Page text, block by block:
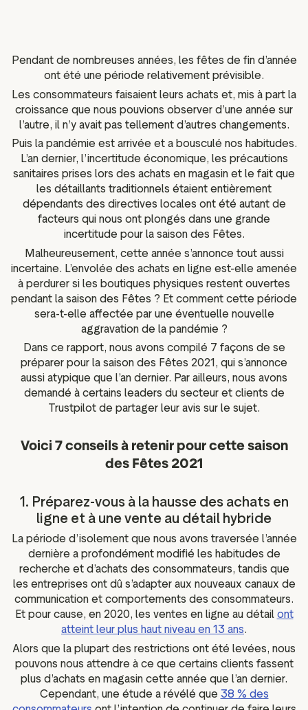
Taguer les avis
Données sur les visiteurs
Pendant de nombreuses années, les fêtes de fin d’année
ont été une période relativement prévisible.
Les consommateurs faisaient leurs achats et, mis à part la
croissance que nous pouvions observer d’une année sur
l’autre, il n’y avait pas tellement d’autres changements.
Puis la pandémie est arrivée et a bousculé nos habitudes.
L’an dernier, l’incertitude économique, les précautions
sanitaires prises lors des achats en magasin et le fait que
les détaillants traditionnels étaient entièrement
dépendants des directives locales ont été autant de
facteurs qui nous ont plongés dans une grande
incertitude pour la saison des Fêtes.
Malheureusement, cette année s’annonce tout aussi
incertaine. L’envolée des achats en ligne est-elle amenée
à perdurer si les boutiques physiques restent ouvertes
pendant la saison des Fêtes ? Et comment cette période
sera-t-elle affectée par une éventuelle nouvelle
aggravation de la pandémie ?
Dans ce rapport, nous avons compilé 7 façons de se
préparer pour la saison des Fêtes 2021, qui s’annonce
aussi atypique que l’an dernier. Par ailleurs, nous avons
demandé à certains leaders du secteur et clients de
Trustpilot de partager leur avis sur le sujet.
Voici 7 conseils à retenir pour cette saison
des Fêtes 2021
1. Préparez-vous à la hausse des achats en
ligne et à une vente au détail hybride
La période d’isolement que nous avons traversée l’année
dernière a profondément modifié les habitudes de
recherche et d’achats des consommateurs, tandis que
les entreprises ont dû s’adapter aux nouveaux canaux de
communication et comportements des consommateurs.
Et pour cause, en 2020, les ventes en ligne au détail ont
atteint leur plus haut niveau en 13 ans.
Alors que la plupart des restrictions ont été levées, nous
pouvons nous attendre à ce que certains clients fassent
plus d’achats en magasin cette année que l’an dernier.
Cependant, une étude a révélé que 38 % des